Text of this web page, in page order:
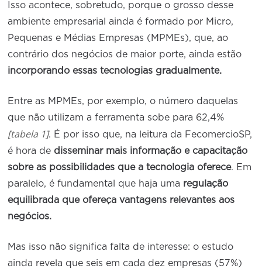
Isso acontece, sobretudo, porque o grosso desse
ambiente empresarial ainda é formado por Micro,
Pequenas e Médias Empresas (MPMEs), que, ao
contrário dos negócios de maior porte, ainda estão
incorporando essas tecnologias gradualmente.
Entre as MPMEs, por exemplo, o número daquelas
que não utilizam a ferramenta sobe para 62,4%
[tabela 1]. É por isso que, na leitura da FecomercioSP,
é hora de disseminar mais informação e capacitação
sobre as possibilidades que a tecnologia oferece. Em
paralelo, é fundamental que haja uma regulação
equilibrada que ofereça vantagens relevantes aos
negócios.
Mas isso não significa falta de interesse: o estudo
ainda revela que seis em cada dez empresas (57%)